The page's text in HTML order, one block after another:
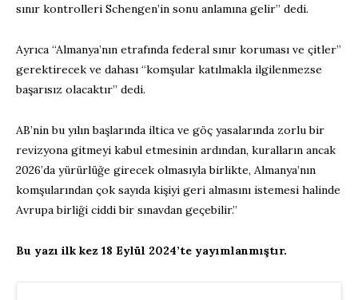
sınır kontrolleri Schengen’in sonu anlamına gelir” dedi.
Ayrıca “Almanya’nın etrafında federal sınır koruması ve çitler”
gerektirecek ve dahası “komşular katılmakla ilgilenmezse
başarısız olacaktır” dedi.
AB’nin bu yılın başlarında iltica ve göç yasalarında zorlu bir
revizyona gitmeyi kabul etmesinin ardından, kuralların ancak
2026’da yürürlüğe girecek olmasıyla birlikte, Almanya’nın
komşularından çok sayıda kişiyi geri almasını istemesi halinde
Avrupa birliği ciddi bir sınavdan geçebilir.”
Bu yazı ilk kez 18 Eylül 2024’te yayımlanmıştır.